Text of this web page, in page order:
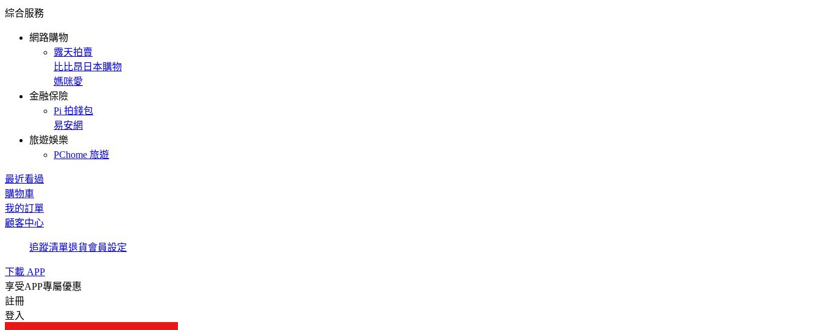
綜合服務
網路購物
露天拍賣
比比昂日本購物
媽咪愛
金融保險
Pi 拍錢包
易安網
旅遊娛樂
PChome 旅遊
最近看過
購物車
我的訂單
顧客中心
追蹤清單退貨會員設定
下載 APP
享受APP專屬優惠
註冊
登入